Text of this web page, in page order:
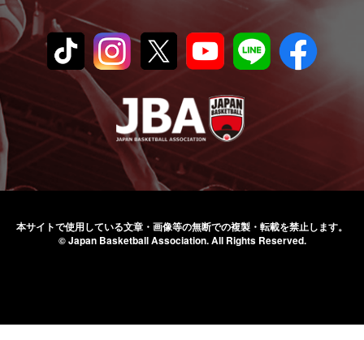
本サイトで使用している文章・画像等の無断での複製・転載を禁止します。
© Japan Basketball Association.All Rights Reserved.